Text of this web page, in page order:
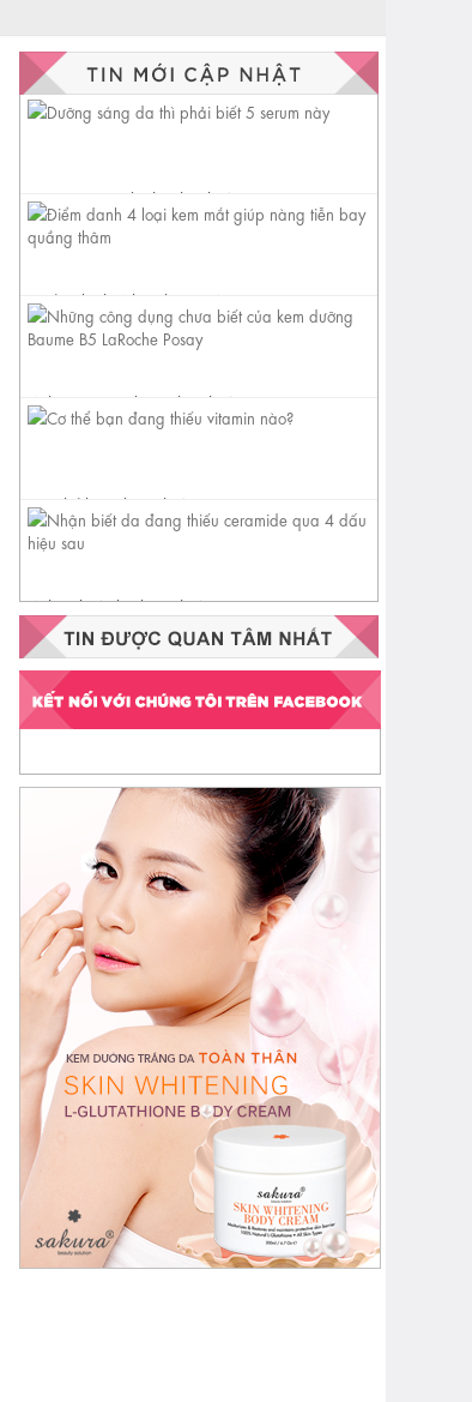
Dưỡng sáng da thì phải biết 5
serum này
Điểm danh 4 loại kem mắt
giúp nàng tiễn bay quầng
thâm
Những công dụng chưa biết
của kem dưỡng Baume B5
Cơ thể bạn đang thiếu vitamin
nào?
Nhận biết da đang thiếu
ceramide qua 4 dấu hiệu sau